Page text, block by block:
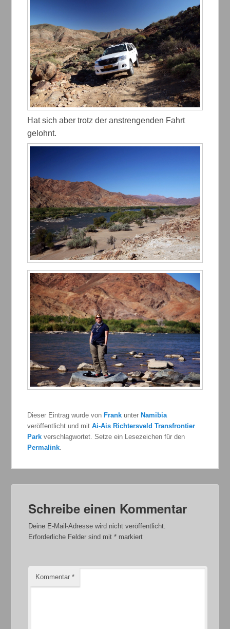
Hat sich aber trotz der anstrengenden Fahrt
gelohnt.
Dieser Eintrag wurde von Frank unter Namibia
veröffentlicht und mitAi-Ais Richtersveld Transfrontier
Park verschlagwortet. Setze ein Lesezeichen für den
Permalink.
Schreibe einen Kommentar
Deine E-Mail-Adresse wird nicht veröffentlicht.
Erforderliche Felder sind mit* markiert
Kommentar*